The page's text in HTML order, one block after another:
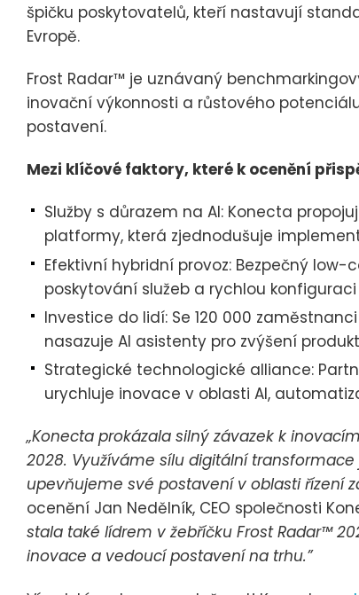
špičku poskytovatelů, kteří nastavují
Evropě.
Frost Radar™ je uznávaný
inovační výkonnosti a růstového
postavení.
Mezi klíčové faktory, které k ocenění
Služby s důrazem na AI: Konecta
platformy, která zjednodušuje
Efektivní hybridní provoz: Bezpečný
poskytování služeb a rychlou
Investice do lidí: Se 120 000
nasazuje AI asistenty pro zvýšení
Strategické technologické alliance:
urychluje inovace v oblasti AI,
„Konecta prokázala silný závazek k
2028. Využíváme sílu digitální
upevňujeme své postavení v oblasti řízení
ocenění Jan Nedělník, CEO společnosti
stala také lídrem v žebříčku Frost Radar™
inovace a vedoucí postavení na trhu.”